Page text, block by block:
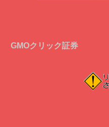
GMOクリック証券